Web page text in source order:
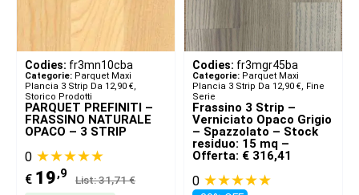
Codies: fr3mn10cba
Categorie: Parquet Maxi
Plancia 3 Strip Da 12,90 €,
Storico Prodotti
PARQUET PREFINITI –
FRASSINO NATURALE
OPACO – 3 STRIP
0 ★★★★★
€ 19,9 List: 31,71 €
Codies: fr3mgr45ba
Categorie: Parquet Maxi
Plancia 3 Strip Da 12,90 €, Fine
Serie
Frassino 3 Strip –
Verniciato Opaco Grigio
– Spazzolato – Stock
residuo: 15 mq –
Offerta: € 316,41
0 ★★★★★